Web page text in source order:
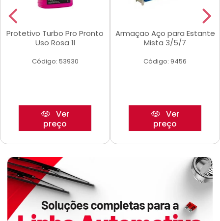
Protetivo Turbo Pro Pronto
Uso Rosa 1l
Código: 53930
Ver
preço
Armaçao Aço para Estante
Mista 3/5/7
Código: 9456
Ver
preço